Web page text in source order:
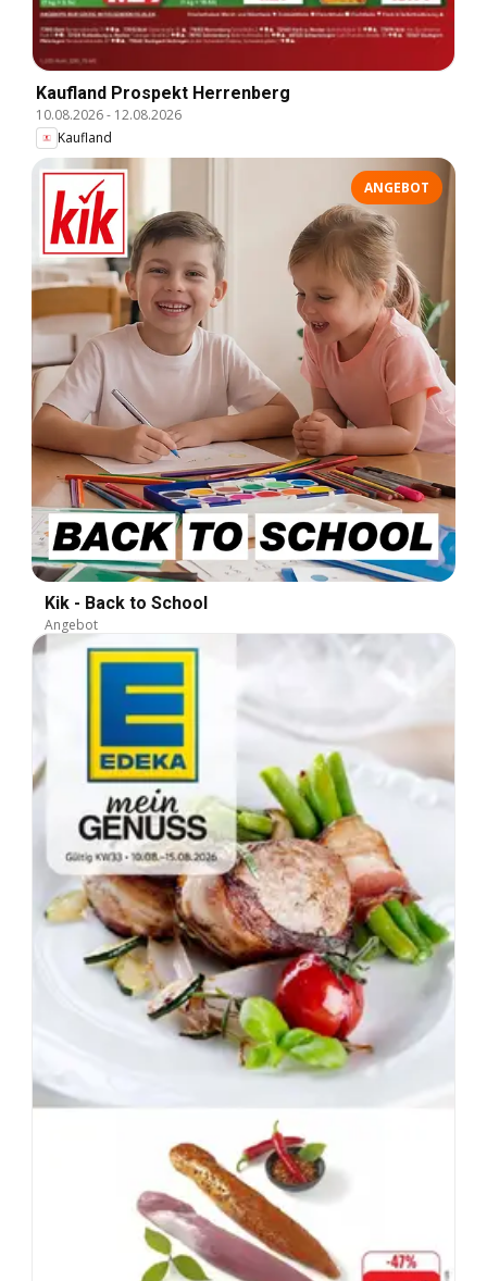
Kaufland Prospekt Herrenberg
10.08.2026- 12.08.2026
Kaufland
ANGEBOT
Kik - Back to School
Angebot